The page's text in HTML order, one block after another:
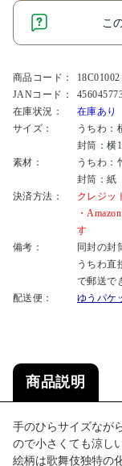
こ
商品コード：
18C01002
JANコード：
在庫状況：
在庫あり
サイズ：
うちわ：
封筒：横
素材：
うちわ：
封筒：紙
決済方法：
クレジッ
・
す
備考：
同封の封
うちわ直
で郵送で
配送便：
ゆうパケ
商品説明
手のひらサイズなが
ので小さくても涼し
絵柄は歌舞伎独特の